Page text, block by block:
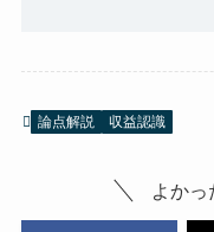
論点解説 収益認識
よかっ